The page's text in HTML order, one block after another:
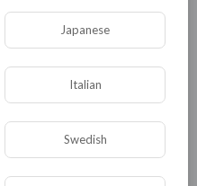
В мире
Japanese
Italian
Swedish